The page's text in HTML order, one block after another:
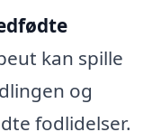
kan spille
og
fodlidelser.